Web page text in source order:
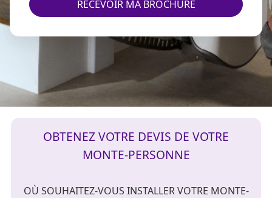
RECEVOIR MA BROCHURE
OBTENEZ VOTRE DEVIS DE VOTRE
MONTE-PERSONNE
OÙ SOUHAITEZ-VOUS INSTALLER VOTRE MONTE-